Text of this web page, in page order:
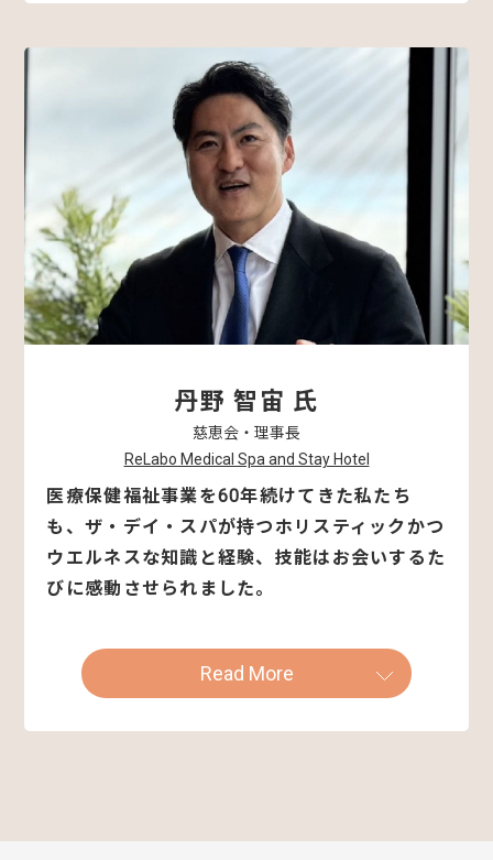
丹野 智宙 氏
慈恵会・理事長
ReLabo Medical Spa and Stay Hotel
医療保健福祉事業を60年続けてきた私たち
も、ザ・デイ・スパが持つホリスティックかつ
ウエルネスな知識と経験、技能はお会いするた
びに感動させられました。
Read More